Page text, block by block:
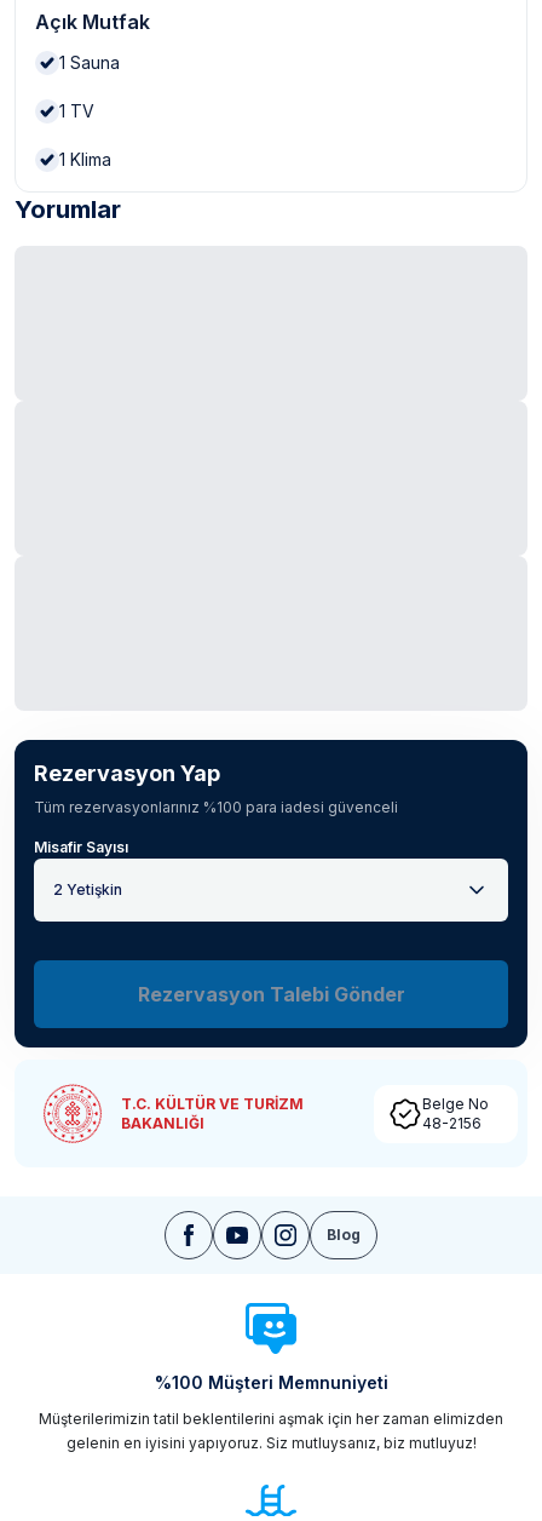
Açık Mutfak
1 Sauna
1 TV
1 Klima
Yorumlar
Rezervasyon Yap
Tüm rezervasyonlarınız %100 para iadesi güvenceli
Misafir Sayısı
2 Yetişkin
Rezervasyon Talebi Gönder
T.C. KÜLTÜR VE TURİZM
BAKANLIĞI
Belge No
48-2156
Blog
%100 Müşteri Memnuniyeti
Müşterilerimizin tatil beklentilerini aşmak için her zaman elimizden
gelenin en iyisini yapıyoruz. Siz mutluysanız, biz mutluyuz!